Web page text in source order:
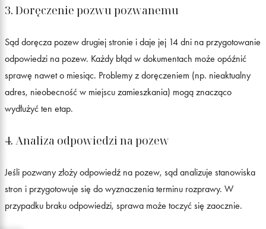
3. Doręczenie pozwu pozwanemu
Sąd doręcza pozew drugiej stronie i daje jej 14 dni na przygotowanie
odpowiedzi na pozew. Każdy błąd w dokumentach może opóźnić
sprawę nawet o miesiąc. Problemy z doręczeniem (np. nieaktualny
adres, nieobecność w miejscu zamieszkania) mogą znacząco
wydłużyć ten etap.
4. Analiza odpowiedzi na pozew
Jeśli pozwany złoży odpowiedź na pozew, sąd analizuje stanowiska
stron i przygotowuje się do wyznaczenia terminu rozprawy. W
przypadku braku odpowiedzi, sprawa może toczyć się zaocznie.